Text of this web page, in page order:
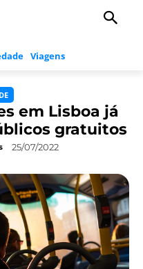
Viagens
em Lisboa já
gratuitos
25/07/2022